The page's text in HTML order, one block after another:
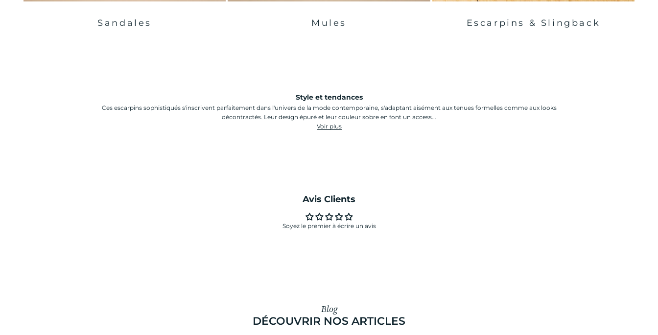
Sandales Mules Escarpins & Slingback
Style et tendances
Ces escarpins sophistiqués s'inscrivent parfaitement dans l'univers de la mode contemporaine, s'adaptant aisément aux tenues formelles comme aux looks
décontractés. Leur design épuré et leur couleur sobre en font un access...
Voir plus
Avis Clients
Soyez le premier à écrire un avis
Blog
DÉCOUVRIR NOS ARTICLES